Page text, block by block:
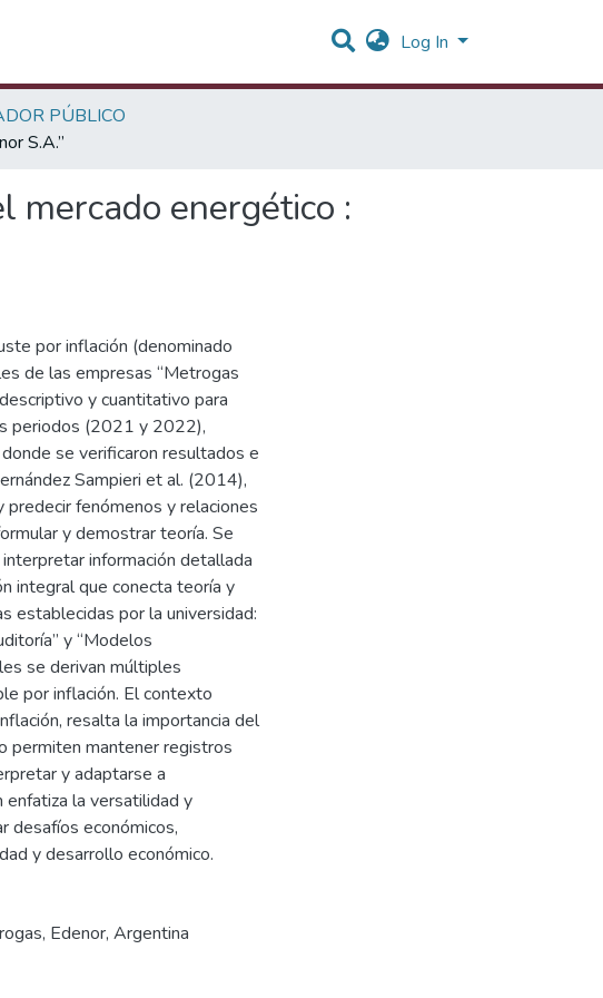
Log In
PÚBLICO
S.A.”
mercado energético :
por inflación (denominado
de las empresas “Metrogas
y cuantitativo para
periodos (2021 y 2022),
se verificaron resultados e
Sampieri et al. (2014),
fenómenos y relaciones
y demostrar teoría. Se
información detallada
integral que conecta teoría y
establecidas por la universidad:
y “Modelos
se derivan múltiples
por inflación. El contexto
resalta la importancia del
permiten mantener registros
y adaptarse a
enfatiza la versatilidad y
desafíos económicos,
y desarrollo económico.
, Edenor, Argentina